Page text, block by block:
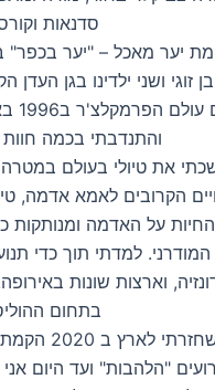
סדנאות
יער מאכל – "יער בכפר"
זוגי ושני ילדינו בגן העדן
עם
והתנדבתי בכמה
את טיולי בעולם
הקרובים לאמא אדמה,
החיות על האדמה ומנותקות
המודרני. למדתי תוך כדי
וארצות שונות
בתחום
שחזרתי
"הלהבות" ועד היום